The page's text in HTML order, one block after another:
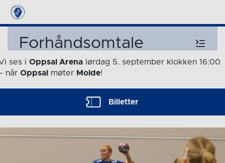
Forhåndsomtale
ses i Oppsal Arena lørdag 5. september klokken 16:00
når Oppsal møter Molde!
Billetter